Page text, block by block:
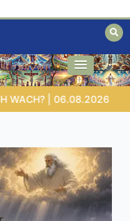
Bibel
auf
kannst VON